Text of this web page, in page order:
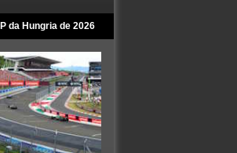
da Hungria de 2026